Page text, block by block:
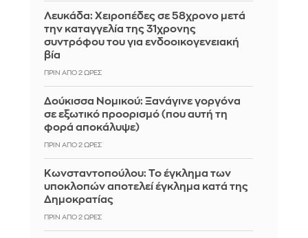
Λευκάδα: Χειροπέδες σε 58χρονο μετά
την καταγγελία της 31χρονης
συντρόφου του για ενδοοικογενειακή
βία
ΠΡΙΝ ΑΠΌ 2 ΏΡΕΣ
Δούκισσα Νομικού: Ξανάγινε γοργόνα
σε εξωτικό προορισμό (που αυτή τη
φορά αποκάλυψε)
ΠΡΙΝ ΑΠΌ 2 ΏΡΕΣ
Κωνσταντοπούλου: Το έγκλημα των
υποκλοπών αποτελεί έγκλημα κατά της
Δημοκρατίας
ΠΡΙΝ ΑΠΌ 2 ΏΡΕΣ